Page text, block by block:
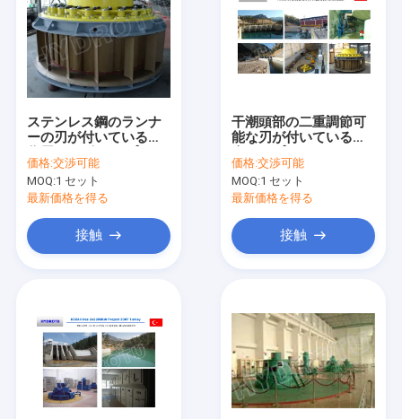
私達について
工場旅行
私達に連絡しなさい
ニュース
場合
カプラン水力タービン
フランシス ・水力タービン
ステンレス鋼のランナ
ーの刃が付いている反
ハイドロ タービン/カプ
ラン水タービン
価格:交渉可能
MOQ:1 セット
最新価格を得る
接触
干潮頭部の二重調節可
能な刃が付いている完
タービン
価格:交渉可能
MOQ:1 セット
最新価格を得る
接触